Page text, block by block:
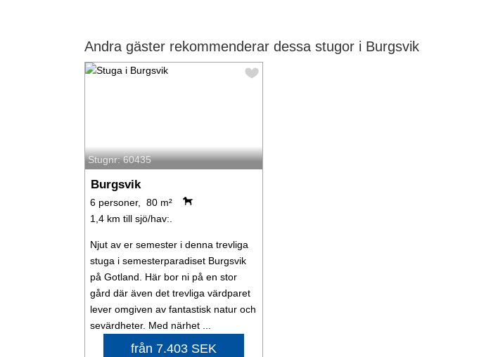
Andra gäster rekommenderar dessa stugor i Burgsvik
Stugnr: 60435
Burgsvik
6 personer, 80 m²
1,4 km till sjö/hav:.
Njut av er semester i denna trevliga
stuga i semesterparadiset Burgsvik
på Gotland. Här bor ni på en stor
gård där även det trevliga värdparet
lever omgiven av fantastisk natur och
sevärdheter. Med närhet ...
från 7.403 SEK